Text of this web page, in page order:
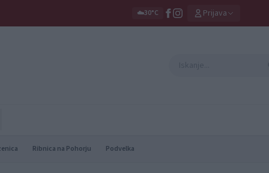
☁️30°C Prijava
Ribnica na Pohorju Podvelka